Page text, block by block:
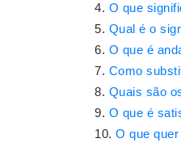
O que
Qual é o
O que é
Como
Quais são
O que é
O que